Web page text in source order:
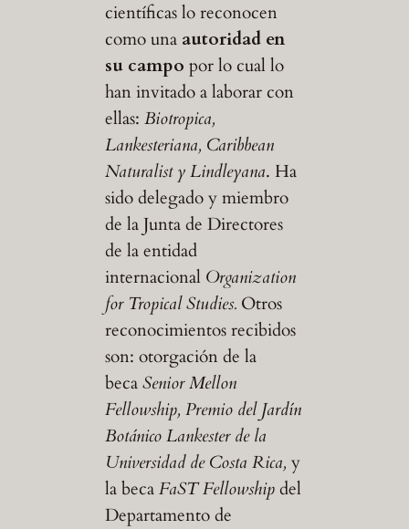
científicas lo reconocen
como una autoridad en
su campo por lo cual lo
han invitado a laborar con
ellas:Biotropica,
Lankesteriana, Caribbean
Naturalist y Lindleyana. Ha
sido delegado y miembro
de la Junta de Directores
de la entidad
internacional Organization
for Tropical Studies. Otros
reconocimientos recibidos
son: otorgación de la
becaSenior Mellon
Fellowship, Premio del Jardín
Botánico Lankester de la
Universidad de Costa Rica,y
la becaFaST Fellowshipdel
Departamento de